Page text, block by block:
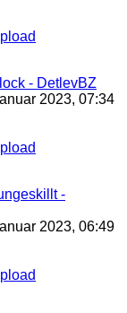
- DetlevBZ
2023, 07:34
-
2023, 06:49